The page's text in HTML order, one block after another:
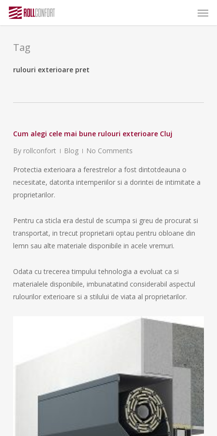
Skip
content
Tag
rulouri exterioare pret
Cum alegi cele mai bune rulouri exterioare Cluj
By rollconfort Blog No Comments
Protectia exterioara a ferestrelor a fost dintotdeauna o
necesitate, datorita intemperiilor si a dorintei de intimitate a
proprietarilor.
Pentru ca sticla era destul de scumpa si greu de procurat si
transportat, in trecut proprietarii optau pentru obloane din
lemn sau alte materiale disponibile in acele vremuri.
Odata cu trecerea timpului tehnologia a evoluat ca si
materialele disponibile, imbunatatind considerabil aspectul
rulourilor exterioare si a stilului de viata al proprietarilor.